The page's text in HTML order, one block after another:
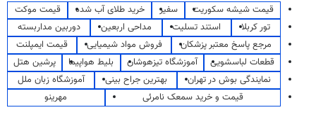
قیمت شیشه سکوریت سفیر خرید طلای آب شده
قیمت موکت
تور کربلا
استند تسلیت مداحی اربعین
دوربین مداربسته
مرجع پاسخ معتبر پزشکان
فروش مواد شیمیایی
قیمت ایمپلنت
قطعات لباسشویی
آموزشگاه تیزهوشان بلیط هواپیما
پرشین هتل
نمایندگی بوش در تهران
بهترین جراح بینی
آموزشگاه زبان ملل
قیمت و خرید سمعک نامرئی
مهرینو